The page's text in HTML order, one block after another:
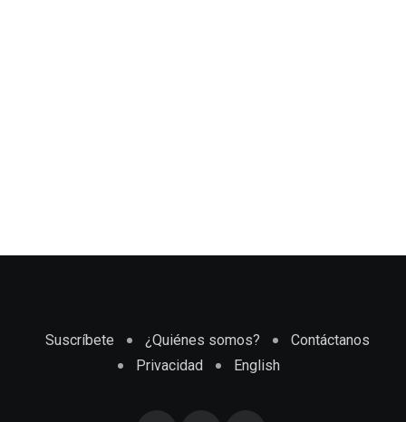
Suscríbete ¿Quiénes somos?
Contáctanos
Privacidad
English